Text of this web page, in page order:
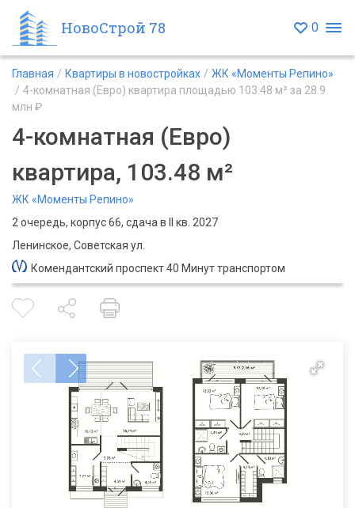
НовоСтрой 78 0
Главная Квартиры в новостройках
ЖК «Моменты Репино»
4-комнатная (Евро) квартира площадью 103.48 м² за 28.9
млн ₽
4-комнатная (Евро)
квартира, 103.48 м²
ЖК «Моменты Репино»
2 очередь, корпус 66, сдача в II кв. 2027
Ленинское, Советская ул.
Комендантский проспект 40 Минут транспортом